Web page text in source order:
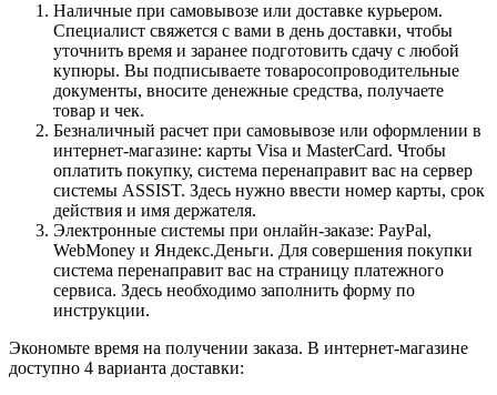
Наличные при самовывозе или доставке курьером.
Специалист свяжется с вами в день доставки, чтобы
уточнить время и заранее подготовить сдачу с любой
купюры. Вы подписываете товаросопроводительные
документы, вносите денежные средства, получаете
товар и чек.
Безналичный расчет при самовывозе или оформлении в
интернет-магазине: карты Visa и MasterCard. Чтобы
оплатить покупку, система перенаправит вас на сервер
системы ASSIST. Здесь нужно ввести номер карты, срок
действия и имя держателя.
Электронные системы при онлайн-заказе: PayPal,
WebMoney и Яндекс.Деньги. Для совершения покупки
система перенаправит вас на страницу платежного
сервиса. Здесь необходимо заполнить форму по
инструкции.
Экономьте время на получении заказа. В интернет-магазине
доступно 4 варианта доставки: